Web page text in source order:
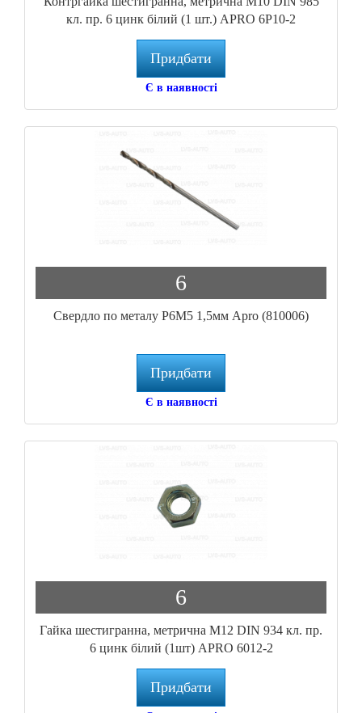
кл. пр. 6 цинк білий (1 шт.) APRO 6P10-2
Придбати
Є в наявності
6
Свердло по металу P6M5 1,5мм Apro (810006)
Придбати
Є в наявності
6
Гайка шестигранна, метрична М12 DIN 934 кл. пр.
6 цинк білий (1шт) APRO 6012-2
Придбати